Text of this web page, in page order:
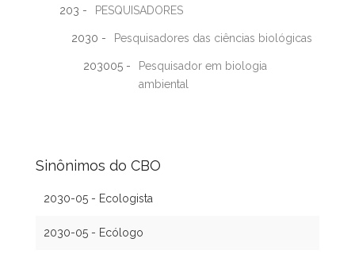
203 - PESQUISADORES
2030 - Pesquisadores das ciências biológicas
203005 -
Pesquisador em biologia
ambiental
Sinônimos do CBO
2030-05 - Ecologista
2030-05 - Ecólogo